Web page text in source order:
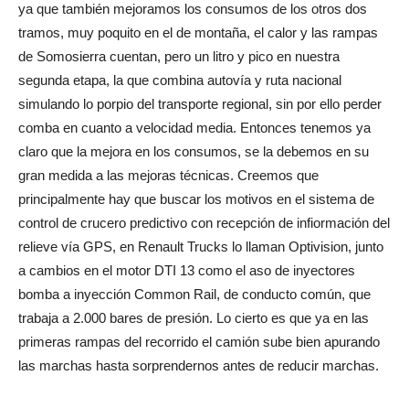
ya que también mejoramos los consumos de los otros dos
tramos, muy poquito en el de montaña, el calor y las rampas
de Somosierra cuentan, pero un litro y pico en nuestra
segunda etapa, la que combina autovía y ruta nacional
simulando lo porpio del transporte regional, sin por ello perder
comba en cuanto a velocidad media. Entonces tenemos ya
claro que la mejora en los consumos, se la debemos en su
gran medida a las mejoras técnicas. Creemos que
principalmente hay que buscar los motivos en el sistema de
control de crucero predictivo con recepción de infiormación del
relieve vía GPS, en Renault Trucks lo llaman Optivision, junto
a cambios en el motor DTI 13 como el aso de inyectores
bomba a inyección Common Rail, de conducto común, que
trabaja a 2.000 bares de presión. Lo cierto es que ya en las
primeras rampas del recorrido el camión sube bien apurando
las marchas hasta sorprendernos antes de reducir marchas.